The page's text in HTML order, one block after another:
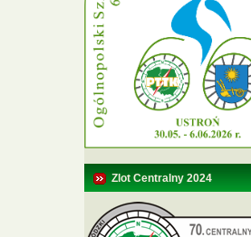
Zlot Centralny 2024